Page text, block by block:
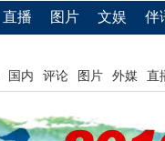
直播 图片 文娱 伴
国内 评论 图片 外媒 直